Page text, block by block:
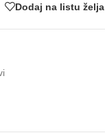
Dodaj na listu želja